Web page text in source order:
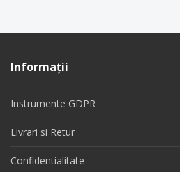
Informaţii
Instrumente GDPR
Livrari si Retur
Confidentialitate